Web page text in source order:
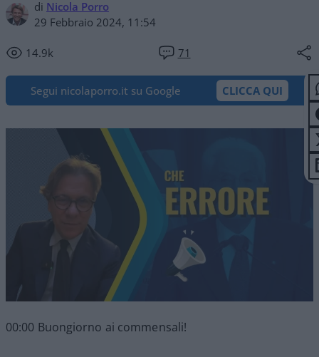
di Nicola Porro
29 Febbraio 2024, 11:54
14.9k 71
Segui nicolaporro.it su Google CLICCA QUI
00:00 Buongiorno ai commensali!